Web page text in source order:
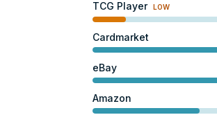
TCG Player LOW
Cardmarket
eBay
Amazon